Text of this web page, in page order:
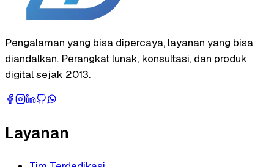
Pengalaman yang bisa dipercaya, layanan yang bisa
diandalkan. Perangkat lunak, konsultasi, dan produk
digital sejak 2013.
Layanan